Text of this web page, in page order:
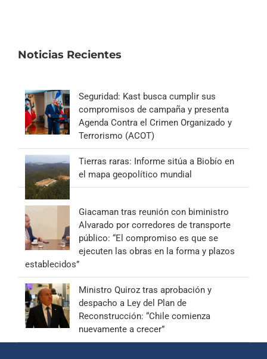
Noticias Recientes
Seguridad: Kast busca cumplir sus
compromisos de campaña y presenta
Agenda Contra el Crimen Organizado y
Terrorismo (ACOT)
Tierras raras: Informe sitúa a Biobío en
el mapa geopolítico mundial
Giacaman tras reunión con biministro
Alvarado por corredores de transporte
público: “El compromiso es que se
ejecuten las obras en la forma y plazos
establecidos”
Ministro Quiroz tras aprobación y
despacho a Ley del Plan de
Reconstrucción: “Chile comienza
nuevamente a crecer”